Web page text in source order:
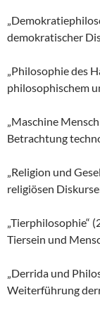
demokratischer
„Philosophie des
philosophischem
„Maschine
Betrachtung
„Religion und
religiösen
„Tierphilosophie“
Tiersein und
„Derrida und
Weiterführung